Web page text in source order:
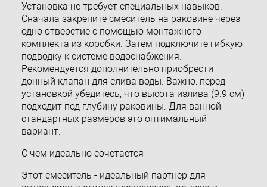
Установка не требует специальных навыков.
Сначала закрепите смеситель на раковине через
одно отверстие с помощью монтажного
комплекта из коробки. Затем подключите гибкую
подводку к системе водоснабжения.
Рекомендуется дополнительно приобрести
донный клапан для слива воды. Важно: перед
установкой убедитесь, что высота излива (9.9 см)
подходит под глубину раковины. Для ванной
стандартных размеров это оптимальный
вариант.
С чем идеально сочетается
Этот смеситель - идеальный партнер для